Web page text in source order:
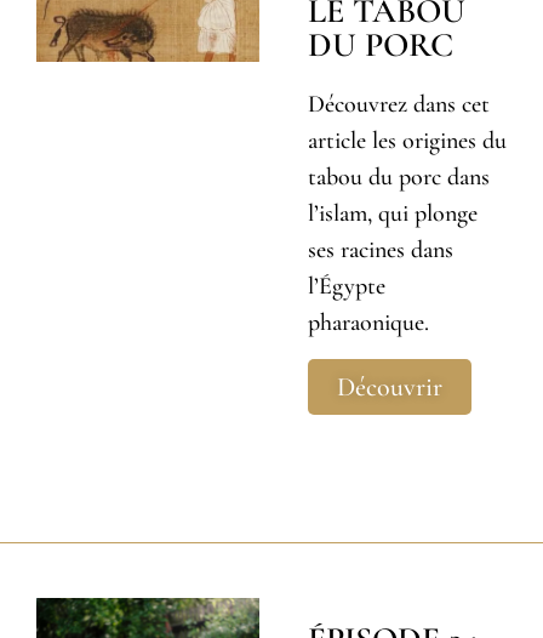
LE TABOU
DU PORC
Découvrez dans cet
article les origines du
tabou du porc dans
l’islam, qui plonge
ses racines dans
l’Égypte
pharaonique.
Découvrir